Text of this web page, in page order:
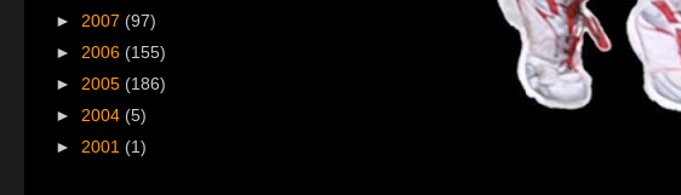
► 2007 (97)
► 2006 (155)
► 2005 (186)
► 2004 (5)
► 2001 (1)